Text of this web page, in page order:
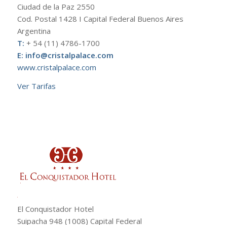
Ciudad de la Paz 2550
Cod. Postal 1428 I Capital Federal Buenos Aires
Argentina
T: + 54 (11) 4786-1700
E: info@cristalpalace.com
www.cristalpalace.com
Ver Tarifas
El Conquistador Hotel
Suipacha 948 (1008) Capital Federal